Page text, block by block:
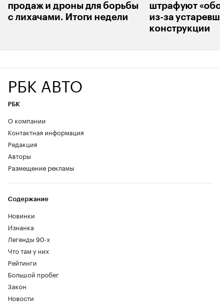
продаж и дроны для борьбы
с лихачами. Итоги недели
штрафуют
из-за
конструкции
РБК АВТО
РБК
О компании
Контактная информация
Редакция
Авторы
Размещение рекламы
Содержание
Новинки
Изнанка
Легенды 90-х
Что там у них
Рейтинги
Большой пробег
Закон
Новости